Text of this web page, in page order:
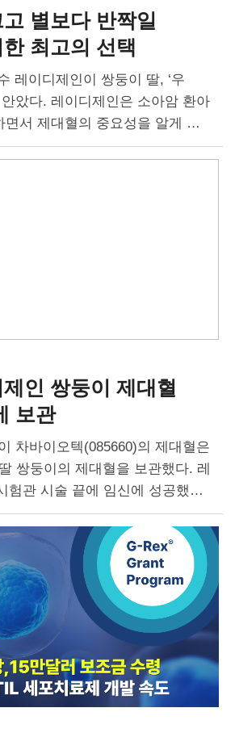
별보다 반짝일
최고의 선택
레이디제인이 쌍둥이 딸, ‘우
안았다. 레이디제인은 소아암 환아
면서 제대혈의 중요성을 알게 돼
한다. 그녀는 제대혈을 ‘정기예
모가 아이의…
인 쌍둥이 제대혈
보관
차바이오텍(085660)의 제대혈은
쌍둥이의 제대혈을 보관했다. 레
험관 시술 끝에 임신에 성공했고,
성병원에서 딸 쌍둥이를 출산했
“소아암·백혈병 환아를 위해 기부
대혈의 중요성을…